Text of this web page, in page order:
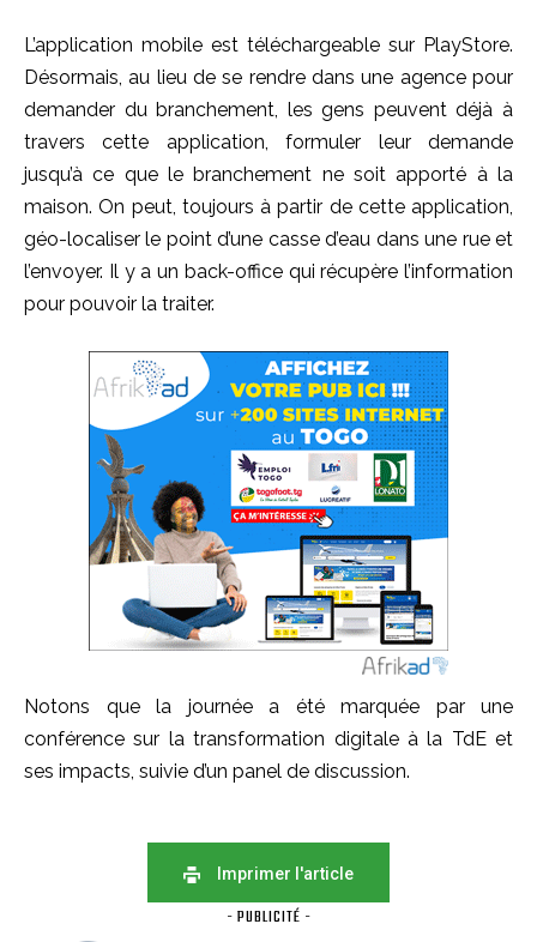
L’application mobile est téléchargeable sur PlayStore.
Désormais, au lieu de se rendre dans une agence pour
demander du branchement, les gens peuvent déjà à
travers cette application, formuler leur demande
jusqu’à ce que le branchement ne soit apporté à la
maison. On peut, toujours à partir de cette application,
géo-localiser le point d’une casse d’eau dans une rue et
l’envoyer. Il y a un back-office qui récupère l’information
pour pouvoir la traiter.
Notons que la journée a été marquée par une
conférence sur la transformation digitale à la TdE et
ses impacts, suivie d’un panel de discussion.
Imprimer l'article
- PUBLICITÉ -